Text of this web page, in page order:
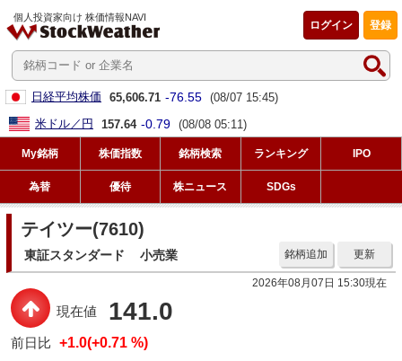
個人投資家向け 株価情報NAVI
登録
ログイン
日経平均株価 65,606.71 -76.55 (08/07 15:45)
米ドル／円
157.64 -0.79 (08/08 05:11)
My銘柄 株価指数 銘柄検索 ランキング IPO
為替 優待 株ニュース SDGs
テイツー(7610)
東証スタンダード 小売業 更新
銘柄追加
2026年08月07日 15:30現在
現在値 141.0
前日比 +1.0(+0.71 %)